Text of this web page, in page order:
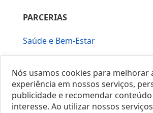
PARCERIAS
Saúde e Bem-Estar
Nós usamos cookies para melhorar
experiência em nossos serviços,
publicidade e recomendar conteúdo
interesse. Ao utilizar nossos